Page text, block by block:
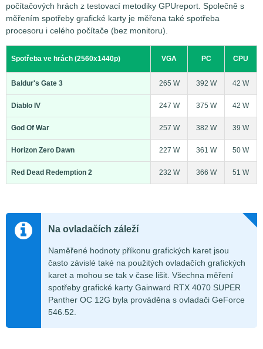
počítačových hrách z testovací metodiky GPUreport. Společně s
měřením spotřeby grafické karty je měřena také spotřeba
procesoru i celého počítače (bez monitoru).
Spotřeba ve hrách (2560x1440p) VGA PC CPU
Baldur's Gate 3 265 W 392 W 42 W
Diablo IV 247 W 375 W 42 W
God Of War 257 W 382 W 39 W
Horizon Zero Dawn 227 W 361 W 50 W
Red Dead Redemption 2 232 W 366 W 51 W
Na ovladačích záleží
Naměřené hodnoty příkonu grafických karet jsou
často závislé také na použitých ovladačích grafických
karet a mohou se tak v čase lišit. Všechna měření
spotřeby grafické karty Gainward RTX 4070 SUPER
Panther OC 12G byla prováděna s ovladači GeForce
546.52.